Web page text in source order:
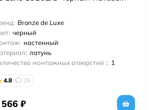
Bronze de Luxe
черный
настенный
латунь
монтажных отверстий :: 1
4.8 29
566₽